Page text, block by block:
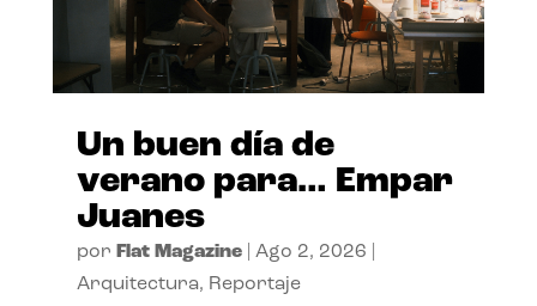
Un buen día de
verano para… Empar
Juanes
por Flat Magazine| Ago 2, 2026
Arquitectura, Reportaje